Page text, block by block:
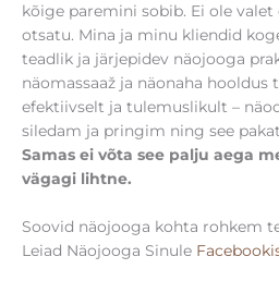
kõige paremini sobib. Ei ole
otsatu. Mina ja minu kliendid
teadlik ja järjepidev näojooga
näomassaaž ja näonaha hooldus
efektiivselt ja tulemuslikult –
siledam ja pringim ning see
Samas ei võta see palju aega
vägagi lihtne.
Soovid näojooga kohta rohkem
Leiad Näojooga Sinule